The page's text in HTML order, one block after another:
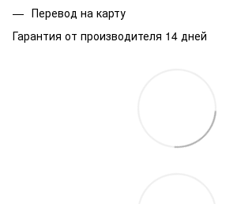
Перевод на карту
Гарантия от производителя 14 дней